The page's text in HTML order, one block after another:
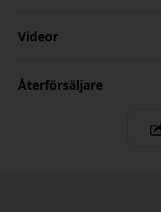
Videor
Återförsäljare